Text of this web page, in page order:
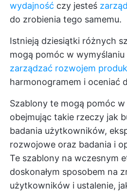
wydajność czy jesteś
do zrobienia tego samemu.
Istnieją dziesiątki różnych
mogą pomóc w wymyślaniu
zarządzać rozwojem
harmonogramem i oceniać
Szablony te mogą pomóc w
obejmując takie rzeczy jak
badania użytkowników,
rozwojowe oraz badania i
Te szablony na wczesnym
doskonałym sposobem na
użytkowników i ustalenie,